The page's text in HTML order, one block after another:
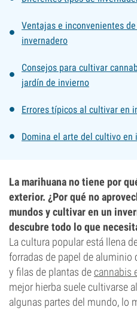
Ventajas e inconvenientes
invernadero
Consejos para cultivar
jardín de invierno
Errores típicos al cultivar en
Domina el arte del cultivo en
La marihuana no tiene por
exterior. ¿Por qué no
mundos y cultivar en un
descubre todo lo que
La cultura popular está llena
forradas de papel de
y filas de plantas decannabis
mejor hierba suele cultivarse
algunas partes del mundo, lo